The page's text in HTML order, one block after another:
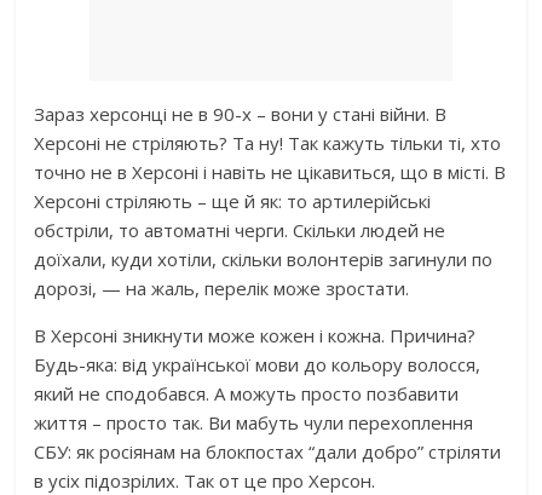
Зараз херсонці не в 90-х – вони у стані війни. В
Херсоні не стріляють? Та ну! Так кажуть тільки ті, хто
точно не в Херсоні і навіть не цікавиться, що в місті. В
Херсоні стріляють – ще й як: то артилерійські
обстріли, то автоматні черги. Скільки людей не
доїхали, куди хотіли, скільки волонтерів загинyли по
дорозі, — на жаль, перелік може зростати.
В Херсоні зникнути може кожен і кожна. Причина?
Будь-яка: від української мови до кольору волосся,
який не сподобався. А можуть просто позбавити
життя – просто так. Ви мабуть чули перехоплення
СБУ: як росіянам на блокпостах “дали добро” стріляти
в усіх підозрілих. Так от це про Херсон.